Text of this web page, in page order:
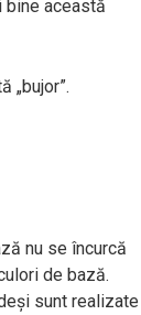
bine această
„bujor”.
nu se încurcă
de bază.
sunt realizate